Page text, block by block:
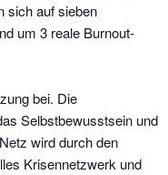
sich auf sieben
um 3 reale Burnout-
bei. Die
Selbstbewusstsein und
wird durch den
Krisennetzwerk und